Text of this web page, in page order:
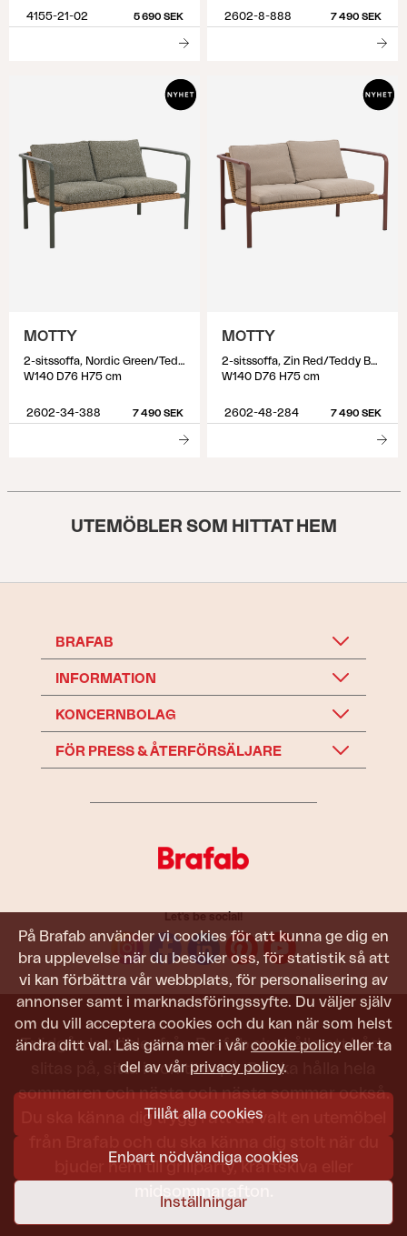
På Brafab använder vi cookies för att kunna ge dig en
bra upplevelse när du besöker oss, för statistik så att
vi kan förbättra vår webbplats, för personalisering av
annonser samt i marknadsföringssyfte. Du väljer själv
om du vill acceptera cookies och du kan när som helst
ändra ditt val. Läs gärna mer i vår cookie policy eller ta
del av vår privacy policy.
Tillåt alla cookies
Enbart nödvändiga cookies
Inställningar
4155-21-02 5 690 SEK 2602-8-888 7 490 SEK
MOTTY
2-sitssoffa, Nordic Green/Teddy Verde
W140 D76 H75 cm
2602-34-388 7 490 SEK
MOTTY
2-sitssoffa, Zin Red/Teddy Beige
W140 D76 H75 cm
2602-48-284 7 490 SEK
UTEMÖBLER SOM HITTAT HEM
BRAFAB
INFORMATION
KONCERNBOLAG
FÖR PRESS & ÅTERFÖRSÄLJARE
Let's be social!
Trädgårdsmöbler från Brafab ska hålla att både
slitas på, sitta i och titta på. De ska hålla hela
sommaren och nästa och nästa sommar också.
Du ska känna dig trygg i att du valt en utemöbel
bjuder hem till grillparty, kräftskiva eller